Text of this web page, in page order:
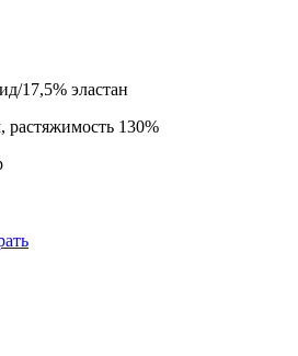
17,5% эластан
растяжимость 130%